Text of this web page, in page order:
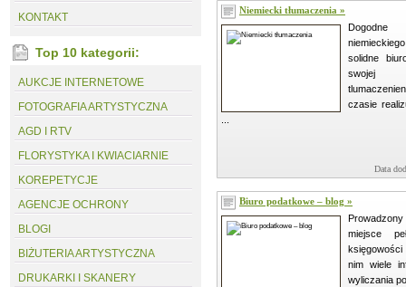
KONTAKT
Top 10 kategorii:
AUKCJE INTERNETOWE
FOTOGRAFIA ARTYSTYCZNA
AGD I RTV
FLORYSTYKA I KWIACIARNIE
KOREPETYCJE
AGENCJE OCHRONY
BLOGI
BIŻUTERIA ARTYSTYCZNA
DRUKARKI I SKANERY
Niemiecki tłumaczenia »
Dogodne
solidne
swojej
czasie
Data
Biuro podatkowe – blog »
miejsce
nim wiele
wyliczania